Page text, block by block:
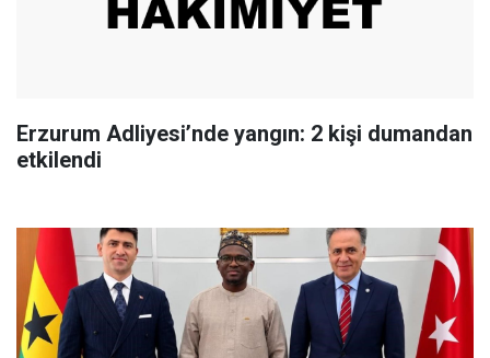
Erzurum Adliyesi’nde yangın: 2 kişi dumandan
etkilendi